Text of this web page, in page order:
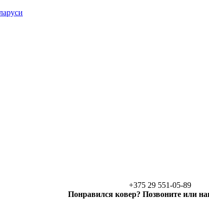
+375 29 551-05-89
Понравился ковер? Позвоните или